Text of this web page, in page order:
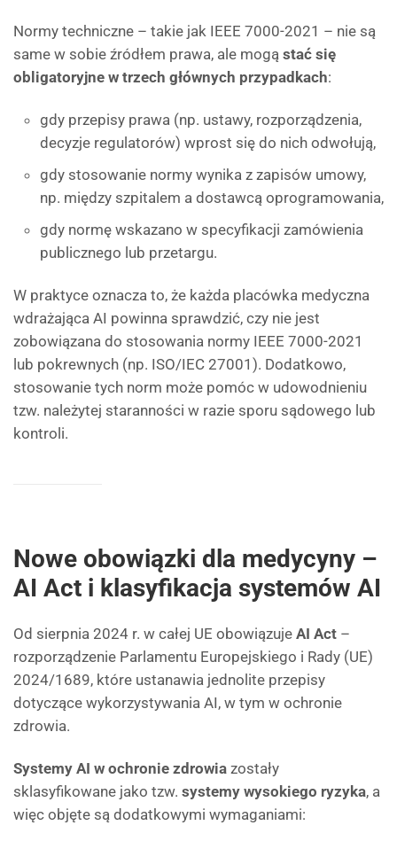
Normy techniczne – takie jak IEEE 7000-2021 – nie są
same w sobie źródłem prawa, ale mogą stać się
obligatoryjne w trzech głównych przypadkach:
gdy przepisy prawa (np. ustawy, rozporządzenia,
decyzje regulatorów) wprost się do nich odwołują,
gdy stosowanie normy wynika z zapisów umowy,
np. między szpitalem a dostawcą oprogramowania,
gdy normę wskazano w specyfikacji zamówienia
publicznego lub przetargu.
W praktyce oznacza to, że każda placówka medyczna
wdrażająca AI powinna sprawdzić, czy nie jest
zobowiązana do stosowania normy IEEE 7000-2021
lub pokrewnych (np. ISO/IEC 27001). Dodatkowo,
stosowanie tych norm może pomóc w udowodnieniu
tzw. należytej staranności w razie sporu sądowego lub
kontroli.
Nowe obowiązki dla medycyny –
AI Act i klasyfikacja systemów AI
Od sierpnia 2024 r. w całej UE obowiązuje AI Act –
rozporządzenie Parlamentu Europejskiego i Rady (UE)
2024/1689, które ustanawia jednolite przepisy
dotyczące wykorzystywania AI, w tym w ochronie
zdrowia.
Systemy AI w ochronie zdrowia zostały
sklasyfikowane jako tzw. systemy wysokiego ryzyka, a
więc objęte są dodatkowymi wymaganiami: